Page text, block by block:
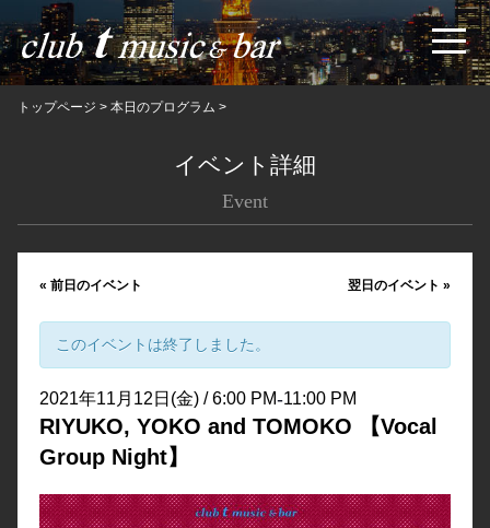
トップページ > 本日のプログラム >
イベント詳細
Event
« 前日のイベント 翌日のイベント»
このイベントは終了しました。
2021年11月12日(金) / 6:00 PM-11:00 PM
RIYUKO, YOKO and TOMOKO 【Vocal
Group Night】